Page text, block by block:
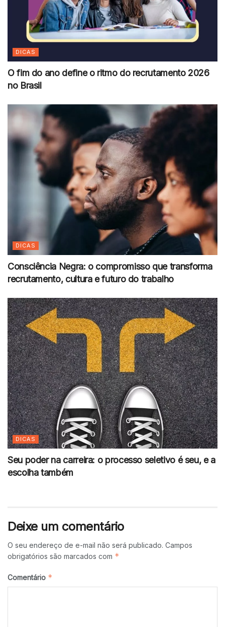
DICAS
O fim do ano define o ritmo do recrutamento 2026
no Brasil
DICAS
Consciência Negra: o compromisso que transforma
recrutamento, cultura e futuro do trabalho
DICAS
Seu poder na carreira: o processo seletivo é seu, e a
escolha também
Deixe um comentário
O seu endereço de e-mail não será publicado. Campos
obrigatórios são marcados com *
Comentário *